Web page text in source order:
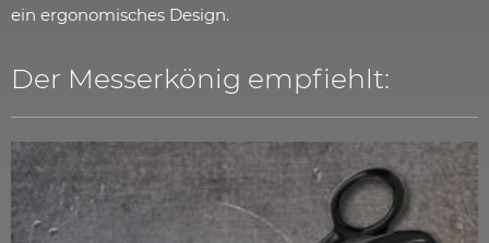
ein ergonomisches Design.
Der Messerkönig empfiehlt: